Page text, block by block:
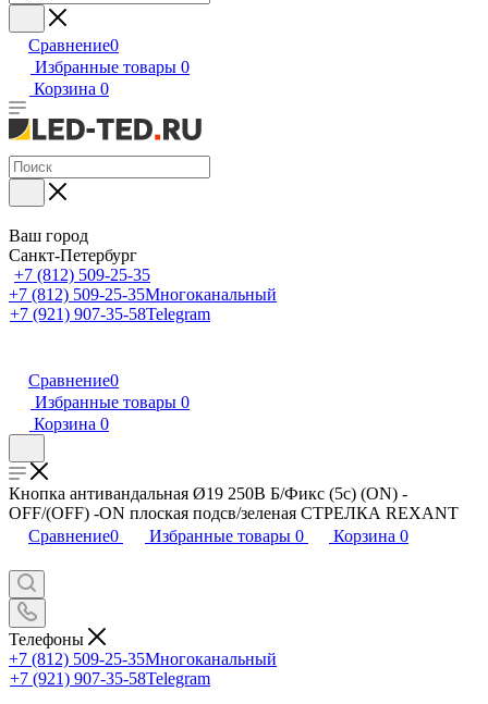
Сравнение0
Избранные товары 0
Корзина 0
Ваш город
Санкт-Петербург
+7 (812) 509-25-35
+7 (812) 509-25-35Многоканальный
+7 (921) 907-35-58Telegram
Сравнение0
Избранные товары 0
Корзина 0
Кнопка антивандальная Ø19 250В Б/Фикс (5с) (ON) -
OFF/(OFF) -ON плоская подсв/зеленая СТРЕЛКА REXANT
Сравнение0 Избранные товары 0 Корзина 0
Телефоны
+7 (812) 509-25-35Многоканальный
+7 (921) 907-35-58Telegram